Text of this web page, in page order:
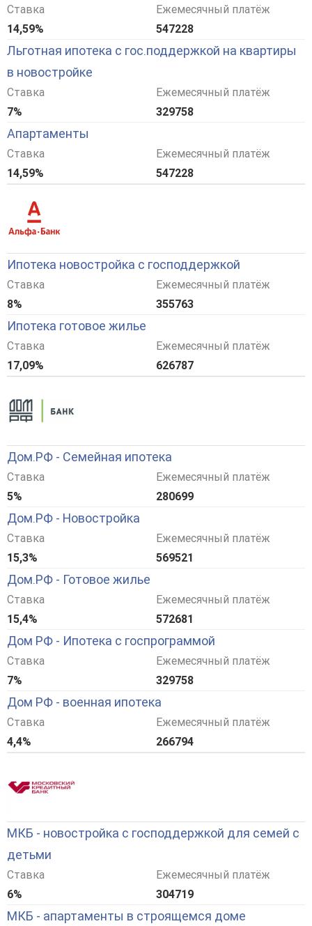
Ставка
14,59%
Ежемесячный платёж
547228
Льготная ипотека с гос.поддержкой на квартиры
в новостройке
Ставка
7%
Ежемесячный платёж
329758
Апартаменты
Ставка
14,59%
Ежемесячный платёж
547228
Ипотека новостройка с господдержкой
Ставка
8%
Ежемесячный платёж
355763
Ипотека готовое жилье
Ставка
17,09%
Ежемесячный платёж
626787
Дом.РФ - Семейная ипотека
Ставка
5%
Ежемесячный платёж
280699
Дом.РФ - Новостройка
Ставка
15,3%
Ежемесячный платёж
569521
Дом.РФ - Готовое жилье
Ставка
15,4%
Ежемесячный платёж
572681
Дом РФ - Ипотека с госпрограммой
Ставка
7%
Ежемесячный платёж
329758
Дом РФ - военная ипотека
Ставка
4,4%
Ежемесячный платёж
266794
МКБ - новостройка с господдержкой для семей с
детьми
Ставка
6%
Ежемесячный платёж
304719
МКБ - апартаменты в строящемся доме